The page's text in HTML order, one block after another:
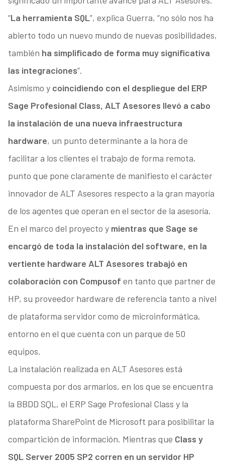
“La herramienta SQL”, explica Guerra, “no sólo nos ha
abierto todo un nuevo mundo de nuevas posibilidades,
también ha simplificado de forma muy significativa
las integraciones”.
Asimismo y coincidiendo con el despliegue del ERP
Sage Profesional Class, ALT Asesores llevó a cabo
la instalación de una nueva infraestructura
hardware, un punto determinante a la hora de
facilitar a los clientes el trabajo de forma remota,
punto que pone claramente de manifiesto el carácter
innovador de ALT Asesores respecto a la gran mayoría
de los agentes que operan en el sector de la asesoría.
En el marco del proyecto ymientras que Sage se
encargó de toda la instalación del software, en la
vertiente hardware ALT Asesores trabajó en
colaboración con Compusof en tanto que partner de
HP, su proveedor hardware de referencia tanto a nivel
de plataforma servidor como de microinformática,
entorno en el que cuenta con un parque de 50
equipos.
La instalación realizada en ALT Asesores está
compuesta por dos armarios, en los que se encuentra
la BBDD SQL, el ERP Sage Profesional Class y la
plataforma SharePoint de Microsoft para posibilitar la
compartición de información. Mientras que Class y
SQL Server 2005 SP2 corren en un servidor HP